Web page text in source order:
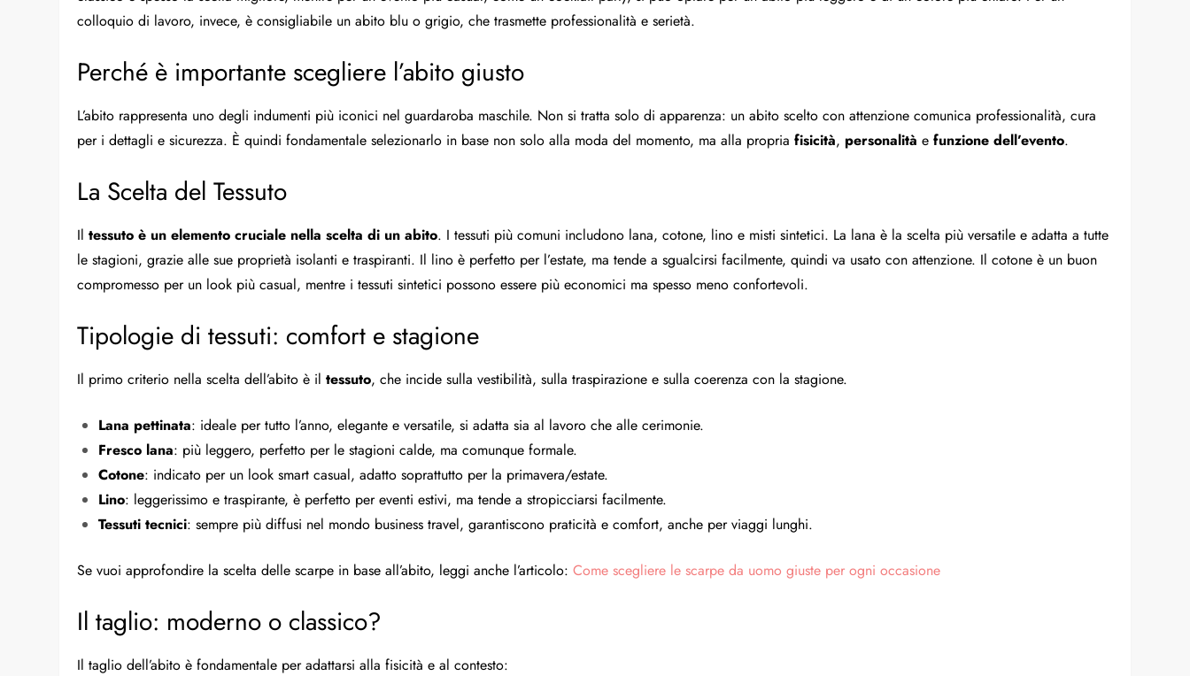
colloquio di lavoro, invece, è consigliabile un abito blu o grigio, che trasmette professionalità e serietà.
Perché è importante scegliere l’abito giusto
L’abito rappresenta uno degli indumenti più iconici nel guardaroba maschile. Non si tratta solo di apparenza: un abito scelto con attenzione comunica professionalità, cura
per i dettagli e sicurezza. È quindi fondamentale selezionarlo in base non solo alla moda del momento, ma alla propriafisicità, personalità efunzione dell’evento.
La Scelta del Tessuto
Iltessuto è un elemento cruciale nella scelta di un abito. I tessuti più comuni includono lana, cotone, lino e misti sintetici. La lana è la scelta più versatile e adatta a tutte
le stagioni, grazie alle sue proprietà isolanti e traspiranti. Il lino è perfetto per l’estate, ma tende a sgualcirsi facilmente, quindi va usato con attenzione. Il cotone è un buon
compromesso per un look più casual, mentre i tessuti sintetici possono essere più economici ma spesso meno confortevoli.
Tipologie di tessuti: comfort e stagione
Il primo criterio nella scelta dell’abito è iltessuto, che incide sulla vestibilità, sulla traspirazione e sulla coerenza con la stagione.
Lana pettinata: ideale per tutto l’anno, elegante e versatile, si adatta sia al lavoro che alle cerimonie.
Fresco lana: più leggero, perfetto per le stagioni calde, ma comunque formale.
Cotone: indicato per un look smart casual, adatto soprattutto per la primavera/estate.
Lino: leggerissimo e traspirante, è perfetto per eventi estivi, ma tende a stropicciarsi facilmente.
Tessuti tecnici: sempre più diffusi nel mondo business travel, garantiscono praticità e comfort, anche per viaggi lunghi.
Se vuoi approfondire la scelta delle scarpe in base all’abito, leggi anche l’articolo: Come scegliere le scarpe da uomo giuste per ogni occasione
Il taglio: moderno o classico?
Il taglio dell’abito è fondamentale per adattarsi alla fisicità e al contesto: